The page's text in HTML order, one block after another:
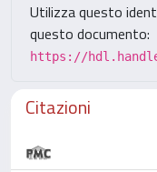
Utilizza questo
questo documento:
https://
Citazioni